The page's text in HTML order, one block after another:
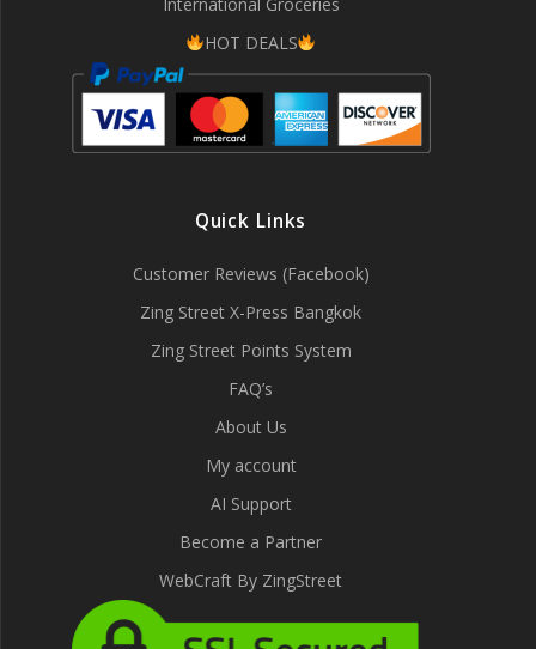
HOT DEALS
Quick Links
Customer Reviews (Facebook)
Zing Street X-Press Bangkok
Zing Street Points System
FAQ’s
About Us
My account
AI Support
Become a Partner
WebCraft By ZingStreet